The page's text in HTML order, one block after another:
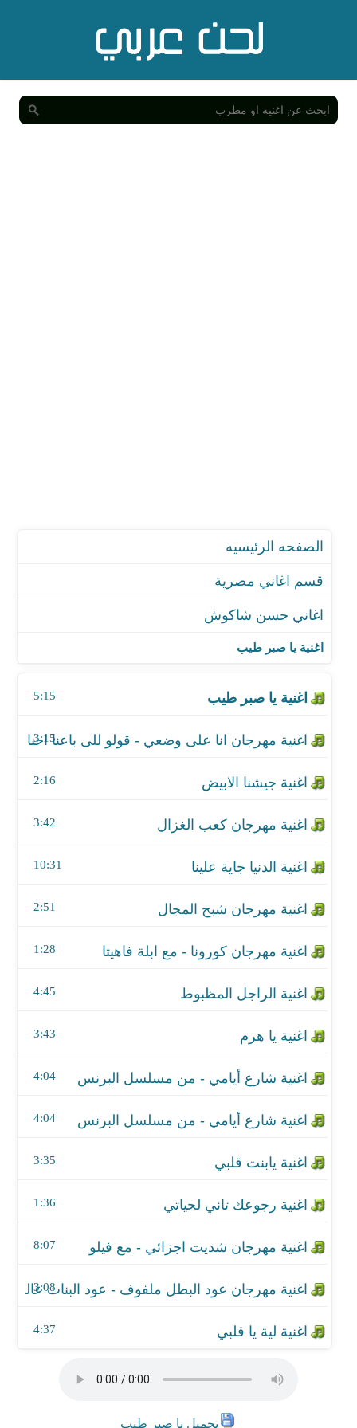
اغنية يا صبر طيب
اغنية يا صبر طيب
5:15
اغنية مهرجان انا على وضعي - قولو للى باعنا احنا
3:15
اغنية جيشنا الابيض
2:16
3:42
10:31
2:51
اغنية مهرجان كورونا - مع ابلة فاهيتا
1:28
اغنية الراجل المظبوط
4:45
اغنية يا هرم
3:43
4:04
4:04
3:35
اغنية رجوعك تاني لحياتي
1:36
اغنية مهرجان شديت اجزائي - مع فيلو
8:07
اغنية مهرجان عود البطل ملفوف - عود البنات عالي
3:08
اغنية لية يا قلبي
4:37
تحميل يا صبر طيب